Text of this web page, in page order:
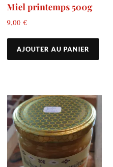
Miel printemps 500g
9,00€
AJOUTER AU PANIER